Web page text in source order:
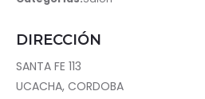
DIRECCIÓN
SANTA FE 113
UCACHA, CORDOBA